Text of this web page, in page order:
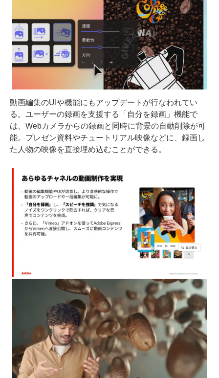
動画編集のUIや機能にもアップデートが行なわれてい
る。ユーザーの録画を支援する「自分を録画」機能で
は、Webカメラからの録画と同時に背景の自動削除が可
能。プレゼン資料やチュートリアル映像などに、録画し
た人物の映像を直接埋め込むことができる。